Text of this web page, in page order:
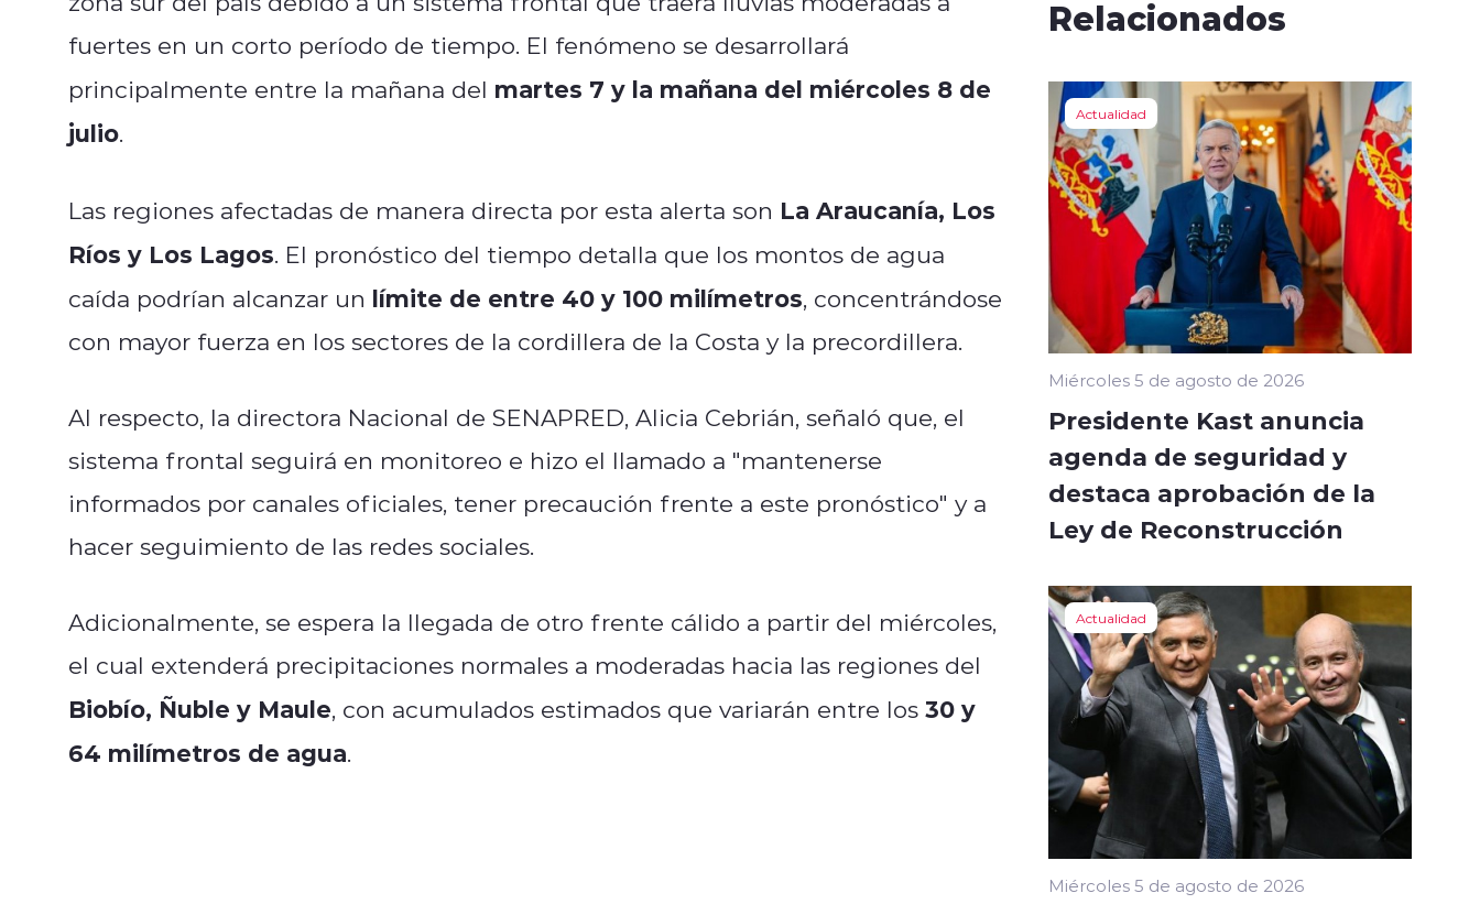
fuertes en un corto período de tiempo. El fenómeno se desarrollará
principalmente entre la mañana del martes 7 y la mañana del miércoles 8 de
julio.
Las regiones afectadas de manera directa por esta alerta son La Araucanía, Los
Ríos y Los Lagos. El pronóstico del tiempo detalla que los montos de agua
caída podrían alcanzar un límite de entre 40 y 100 milímetros, concentrándose
con mayor fuerza en los sectores de la cordillera de la Costa y la precordillera.
Al respecto, la directora Nacional de SENAPRED, Alicia Cebrián, señaló que, el
sistema frontal seguirá en monitoreo e hizo el llamado a "mantenerse
informados por canales oficiales, tener precaución frente a este pronóstico" y a
hacer seguimiento de las redes sociales.
Adicionalmente, se espera la llegada de otro frente cálido a partir del miércoles,
el cual extenderá precipitaciones normales a moderadas hacia las regiones del
Biobío, Ñuble y Maule, con acumulados estimados que variarán entre los 30 y
64 milímetros de agua.
Relacionados
Actualidad
Miércoles 5 de agosto de 2026
Presidente Kast anuncia
agenda de seguridad y
destaca aprobación de la
Ley de Reconstrucción
Actualidad
Miércoles 5 de agosto de 2026